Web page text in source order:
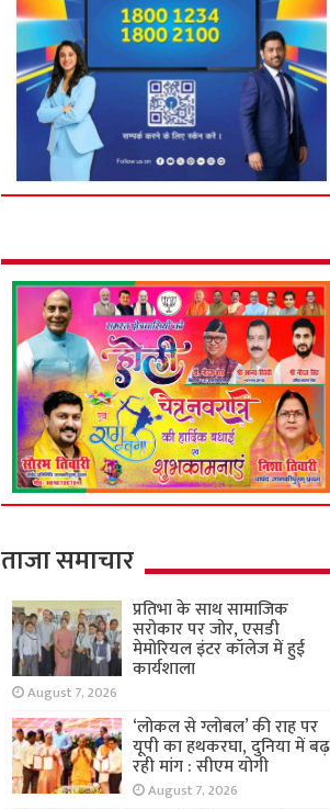
ताजा समाचार
प्रतिभा के साथ सामाजिक
सरोकार पर जोर, एसडी
मेमोरियल इंटर कॉलेज में हुई
कार्यशाला
August 7, 2026
‘लोकल से ग्लोबल’ की राह पर
यूपी का हथकरघा, दुनिया में बढ़
रही मांग : सीएम योगी
August 7, 2026